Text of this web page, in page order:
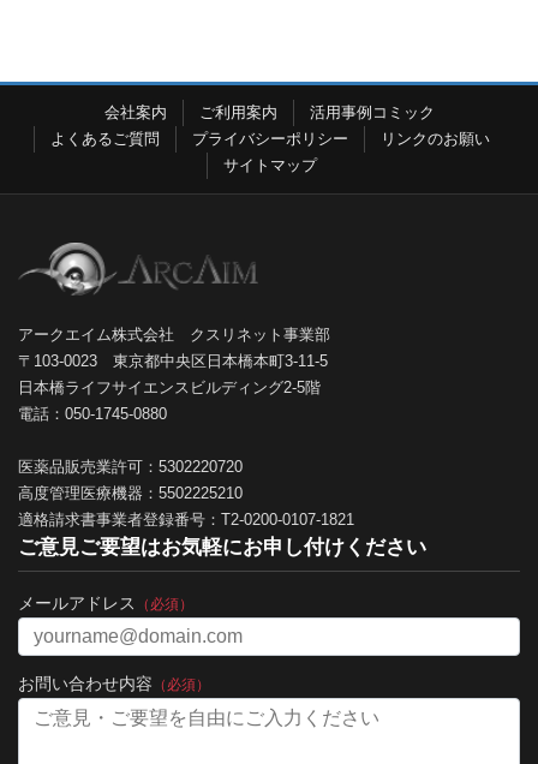
会社案内 ご利用案内
活用事例コミック
よくあるご質問
プライバシーポリシー
リンクのお願い
サイトマップ
アークエイム株式会社 クスリネット事業部
〒103-0023 東京都中央区日本橋本町3-11-5
日本橋ライフサイエンスビルディング2-5階
電話：050-1745-0880
医薬品販売業許可：5302220720
高度管理医療機器：5502225210
適格請求書事業者登録番号：T2-0200-0107-1821
ご意見ご要望はお気軽にお申し付けください
メールアドレス （必須）
お問い合わせ内容 （必須）